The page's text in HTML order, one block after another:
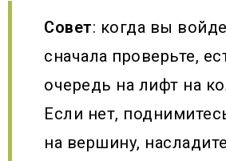
Совет: когда вы
сначала проверьте,
очередь на лифт на
Если нет,
на вершину,